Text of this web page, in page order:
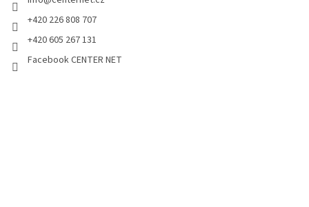
+420 226 808 707
+420 605 267 131
Facebook CENTER NET